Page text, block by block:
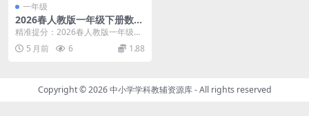
一年级
2026春人教版一年级下册数学
第三单元分类与整理拔尖测试
卷同步检测电子版
精准提分：2026春人教版一年级下
册数学第三单元分类与整理拔尖测
试卷解析 大家好...
5 月前 6 1.88
Copyright © 2026中小学学科教辅资源库- All rights reserved